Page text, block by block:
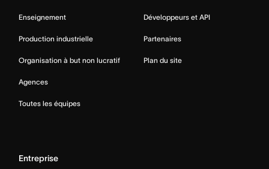
Enseignement
Production industrielle
Organisation à but non lucratif
Agences
Toutes les équipes
Développeurs et API
Partenaires
Plan du site
Entreprise